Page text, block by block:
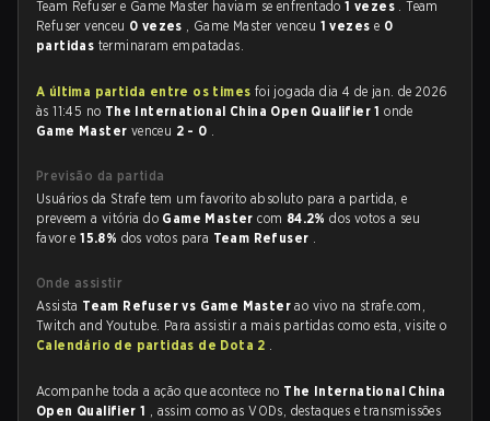
Team Refuser e Game Master haviam se enfrentado1 vezes . Team
Refuser venceu 0 vezes , Game Master venceu 1 vezes e 0
partidas terminaram empatadas.
A última partida entre os times foi jogada dia 4 de jan. de 2026
às 11:45 no The International China Open Qualifier 1onde
Game Master venceu 2 - 0 .
Previsão da partida
Usuários da Strafe tem um favorito absoluto para a partida, e
preveem a vitória do Game Mastercom 84.2%dos votos a seu
favor e15.8% dos votos para Team Refuser .
Onde assistir
Assista Team Refuser vs Game Masterao vivo na strafe.com,
Twitch and Youtube. Para assistir a mais partidas como esta, visite o
Calendário de partidas de Dota 2 .
Acompanhe toda a ação que acontece no The International China
Open Qualifier 1 , assim como as VODs, destaques e transmissões